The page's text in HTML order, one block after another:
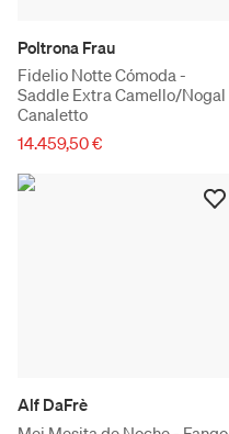
Poltrona Frau
Fidelio Notte Cómoda -
Saddle Extra Camello/Nogal
Canaletto
14.459,50 €
Alf DaFrè